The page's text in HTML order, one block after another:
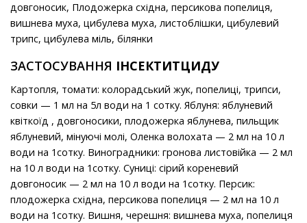
довгоносик, Плодожерка східна, персикова попелиця,
вишнева муха, цибулева муха, листоблішки, цибулевий
трипс, цибулева міль, білянки
ЗАСТОСУВАННЯ ІНСЕКТИТЦИДУ
Картопля, томати: колорадський жук, попелиці, трипси,
совки — 1 мл на 5л води на 1 сотку. Яблуня: яблуневий
квіткоїд , довгоносики, плодожерка яблунева, пильщик
яблуневий, мінуючі молі, Оленка волохата — 2 мл на 10 л
води на 1сотку. Виноградники: гронова листовійка — 2 мл
на 10 л води на 1сотку. Суниці: сірий кореневий
довгоносик — 2 мл на 10 л води на 1сотку. Персик:
плодожерка східна, персикова попелиця — 2 мл на 10 л
води на 1сотку. Вишня, черешня: вишнева муха, попелиця